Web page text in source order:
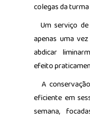
colegas da turma
Um serviço
apenas uma
abdicar
efeito
A
eficiente em
semana,